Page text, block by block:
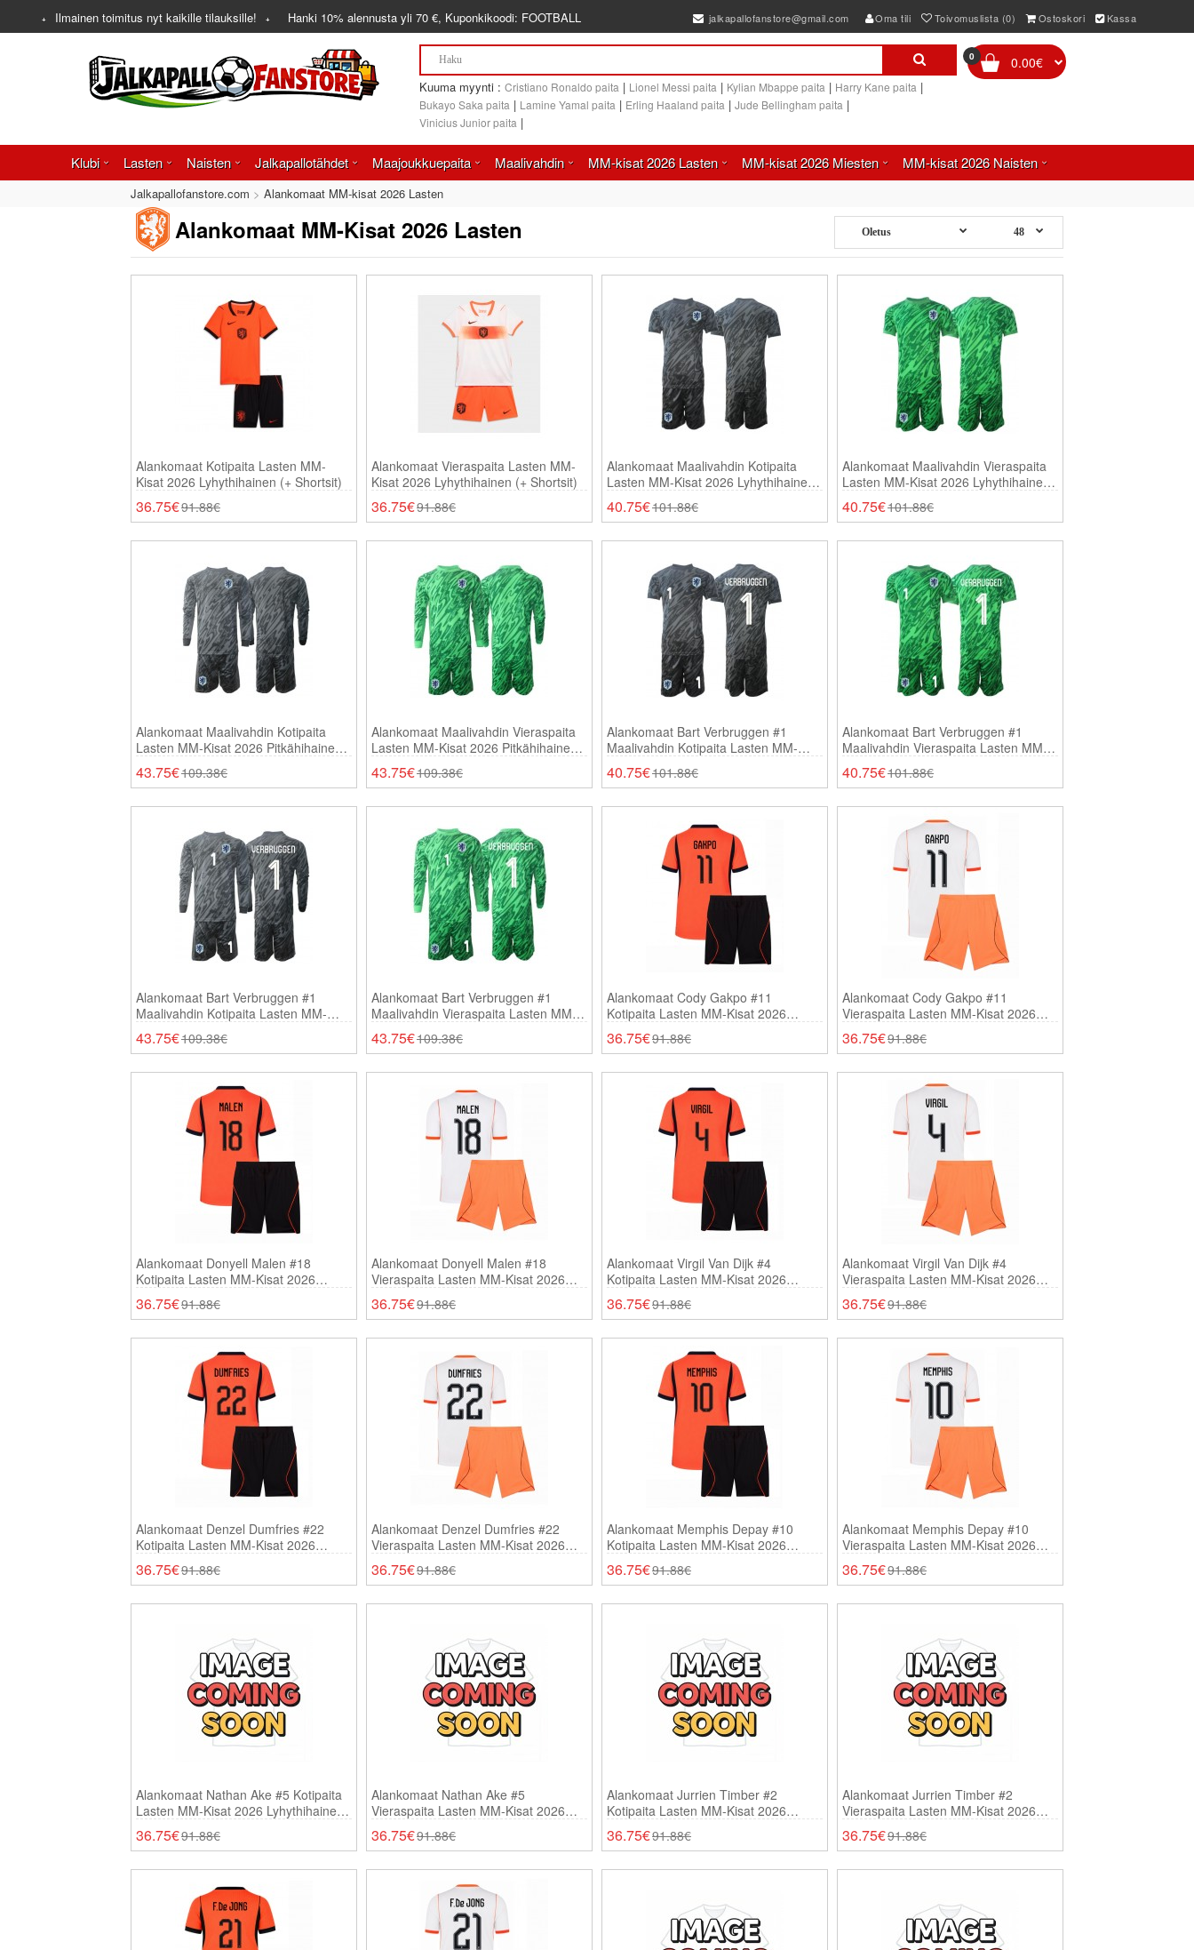
Ilmainen toimitus nyt kaikille tilauksille! Hanki 10% alennusta yli 70 €, Kuponkikoodi: FOOTBALL jalkapallofanstore@gmail.com Oma tili Toivomuslista (0) Ostoskori Kassa
Kuuma myynti : Cristiano Ronaldo paita | Lionel Messi paita | Kylian Mbappe paita | Harry Kane paita |
Bukayo Saka paita | Lamine Yamal paita | Erling Haaland paita | Jude Bellingham paita |
Vinicius Junior paita |
0 0.00€
Klubi Lasten Naisten Jalkapallotähdet Maajoukkuepaita Maalivahdin MM-kisat 2026 Lasten MM-kisat 2026 Miesten MM-kisat 2026 Naisten
Jalkapallofanstore.com Alankomaat MM-kisat 2026 Lasten
Alankomaat MM-Kisat 2026 Lasten
Alankomaat Kotipaita Lasten MM-
Kisat 2026 Lyhythihainen (+ Shortsit)
36.75€91.88€
Alankomaat Vieraspaita Lasten MM-
Kisat 2026 Lyhythihainen (+ Shortsit)
36.75€91.88€
Alankomaat Maalivahdin Kotipaita
Lasten MM-Kisat 2026 Lyhythihainen
(+ Shortsit)
40.75€101.88€
Alankomaat Maalivahdin Vieraspaita
Lasten MM-Kisat 2026 Lyhythihainen
(+ Shortsit)
40.75€101.88€
Alankomaat Maalivahdin Kotipaita
Lasten MM-Kisat 2026 Pitkähihainen
(+ Shortsit)
43.75€109.38€
Alankomaat Maalivahdin Vieraspaita
Lasten MM-Kisat 2026 Pitkähihainen
(+ Shortsit)
43.75€109.38€
Alankomaat Bart Verbruggen #1
Maalivahdin Kotipaita Lasten MM-
Kisat 2026 Lyhythihainen (+ Shortsit)
40.75€101.88€
Alankomaat Bart Verbruggen #1
Maalivahdin Vieraspaita Lasten MM-
Kisat 2026 Lyhythihainen (+ Shortsit)
40.75€101.88€
Alankomaat Bart Verbruggen #1
Maalivahdin Kotipaita Lasten MM-
Kisat 2026 Pitkähihainen (+ Shortsit)
43.75€109.38€
Alankomaat Bart Verbruggen #1
Maalivahdin Vieraspaita Lasten MM-
Kisat 2026 Pitkähihainen (+ Shortsit)
43.75€109.38€
Alankomaat Cody Gakpo #11
Kotipaita Lasten MM-Kisat 2026
Lyhythihainen (+ Shortsit)
36.75€91.88€
Alankomaat Cody Gakpo #11
Vieraspaita Lasten MM-Kisat 2026
Lyhythihainen (+ Shortsit)
36.75€91.88€
Alankomaat Donyell Malen #18
Kotipaita Lasten MM-Kisat 2026
Lyhythihainen (+ Shortsit)
36.75€91.88€
Alankomaat Donyell Malen #18
Vieraspaita Lasten MM-Kisat 2026
Lyhythihainen (+ Shortsit)
36.75€91.88€
Alankomaat Virgil Van Dijk #4
Kotipaita Lasten MM-Kisat 2026
Lyhythihainen (+ Shortsit)
36.75€91.88€
Alankomaat Virgil Van Dijk #4
Vieraspaita Lasten MM-Kisat 2026
Lyhythihainen (+ Shortsit)
36.75€91.88€
Alankomaat Denzel Dumfries #22
Kotipaita Lasten MM-Kisat 2026
Lyhythihainen (+ Shortsit)
36.75€91.88€
Alankomaat Denzel Dumfries #22
Vieraspaita Lasten MM-Kisat 2026
Lyhythihainen (+ Shortsit)
36.75€91.88€
Alankomaat Memphis Depay #10
Kotipaita Lasten MM-Kisat 2026
Lyhythihainen (+ Shortsit)
36.75€91.88€
Alankomaat Memphis Depay #10
Vieraspaita Lasten MM-Kisat 2026
Lyhythihainen (+ Shortsit)
36.75€91.88€
Alankomaat Nathan Ake #5 Kotipaita
Lasten MM-Kisat 2026 Lyhythihainen
(+ Shortsit)
36.75€91.88€
Alankomaat Nathan Ake #5
Vieraspaita Lasten MM-Kisat 2026
Lyhythihainen (+ Shortsit)
36.75€91.88€
Alankomaat Jurrien Timber #2
Kotipaita Lasten MM-Kisat 2026
Lyhythihainen (+ Shortsit)
36.75€91.88€
Alankomaat Jurrien Timber #2
Vieraspaita Lasten MM-Kisat 2026
Lyhythihainen (+ Shortsit)
36.75€91.88€